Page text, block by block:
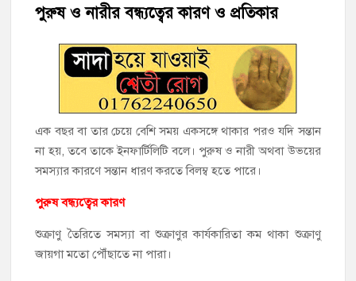
আলহাজ্ব এমএ হান্নান এমপি
নৌ পুলিশ ফাঁড়ির নাকের ডগায় কারেন্ট জালের দাপট, মতলবে প্রকাশ্যে
নিষিদ্ধ জাল মেরামত ও মাছ শিকার
‘জনগণের হাতে রাষ্ট্রের মালিকানা ফিরিয়ে দিতে বিএনপি সরকার
অঙ্গীকারাবদ্ধ’
মতলব উত্তরে সোনালী লাইফ ইন্সুইরেন্স কোম্পানী লিমিটেডের মরণোত্তর
হাজীগঞ্জ ডিগ্রি কলেজ গভীর শ্রদ্ধার সঙ্গে জুলাই গণঅভ্যুত্থানের সকল
পুরুষ ও নারীর বন্ধ্যত্বের কারণ ও প্রতিকার
এক বছর বা তার চেয়ে বেশি সময় একসঙ্গে থাকার পরও যদি সন্তান
না হয়, তবে তাকে ইনফার্টিলিটি বলে। পুরুষ ও নারী অথবা উভয়ের
সমস্যার কারণে সন্তান ধারণ করতে বিলম্ব হতে পারে।
পুরুষ বন্ধ্যত্বের কারণ
শুক্রাণু তৈরিতে সমস্যা বা শুক্রাণুর কার্যকারিতা কম থাকা শুক্রাণু
জায়গা মতো পৌঁছাতে না পারা।